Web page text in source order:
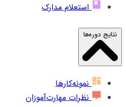
استعلام مدارک
نتایج دوره‌ها
نمونه‌کارها
نظرات مهارت‌آموزان